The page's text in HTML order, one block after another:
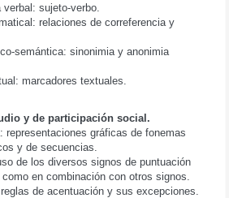
sujeto-verbo.
relaciones de correferencia y
semántica: sinonimia y anonimia
marcadores textuales.
y de participación social.
representaciones gráficas de fonemas
y de secuencias.
de los diversos signos de puntuación
en combinación con otros signos.
de acentuación y sus excepciones.